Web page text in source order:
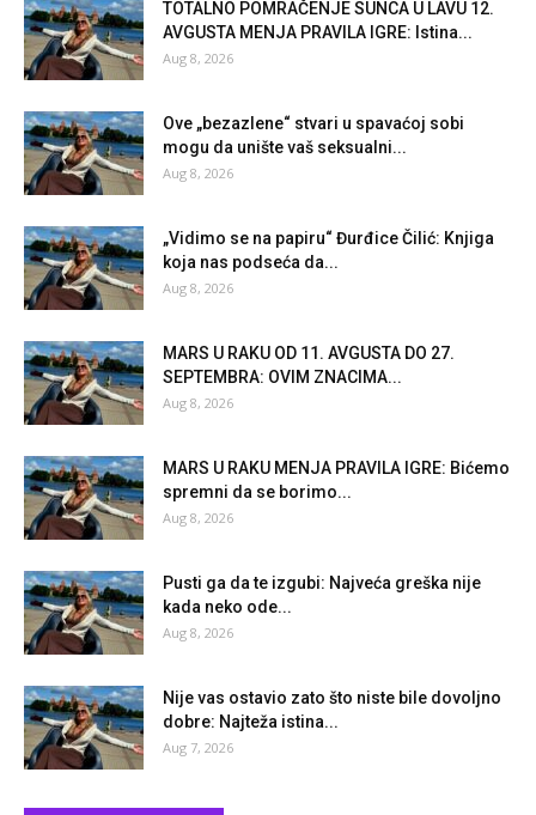
TOTALNO POMRAČENJE SUNCA U LAVU 12.
AVGUSTA MENJA PRAVILA IGRE: Istina...
Aug 8, 2026
Ove „bezazlene“ stvari u spavaćoj sobi
mogu da unište vaš seksualni...
Aug 8, 2026
„Vidimo se na papiru“ Đurđice Čilić: Knjiga
koja nas podseća da...
Aug 8, 2026
MARS U RAKU OD 11. AVGUSTA DO 27.
SEPTEMBRA: OVIM ZNACIMA...
Aug 8, 2026
MARS U RAKU MENJA PRAVILA IGRE: Bićemo
spremni da se borimo...
Aug 8, 2026
Pusti ga da te izgubi: Najveća greška nije
kada neko ode...
Aug 8, 2026
Nije vas ostavio zato što niste bile dovoljno
dobre: Najteža istina...
Aug 7, 2026